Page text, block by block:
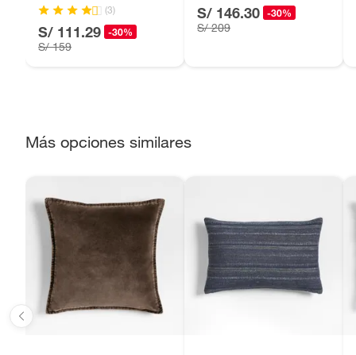
Productos perecibles como alimentos, bebidas,
Productos digitales (descarga inmediata).
Pinturas de color a pedido.
Baterías de auto.
Motocicletas y bicicletas motorizadas.
Licores y cigarros electrónicos.
(3)
S/ 111.29 -30%
S/ 159
S/ 146.30 -30%
S/ 209
Más opciones similares